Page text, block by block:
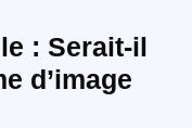
: Serait-il
d’image